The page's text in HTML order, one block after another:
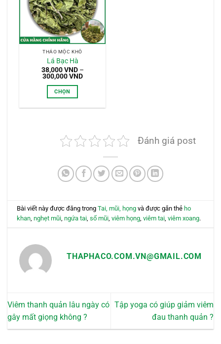
thể.
Các
tùy
chọn
có
thể
được
chọn
trên
trang
sản
THẢO MỘC KHÔ
Lá Bạc Hà
38,000VND –
300,000VNDKhoảng
300,000 VND
CHỌN
có
nhiều
thể.
Các
có
thể
trang
Đánh giá post
Bài viết này được đăng trongTai, mũi, họng và được gắn thẻ ho
khan,nghẹt mũi,ngứa tai,sổ mũi,viêm họng,viêm tai,viêm xoang.
THAPHACO.COM.VN@GMAIL.COM
Viêm thanh quản lâu ngày có
gây mất giọng không ?
Tập yoga có giúp giảm viêm
đau thanh quản ?